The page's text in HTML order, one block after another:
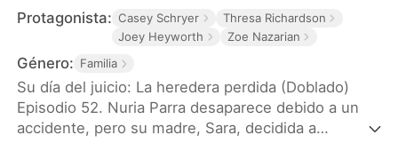
Protagonista: Casey Schryer
Thresa Richardson
Joey Heyworth
Zoe Nazarian
Género: Familia
Su día del juicio: La heredera perdida (Doblado)
Episodio 52. Nuria Parra desaparece debido a un
accidente, pero su madre, Sara, decidida a